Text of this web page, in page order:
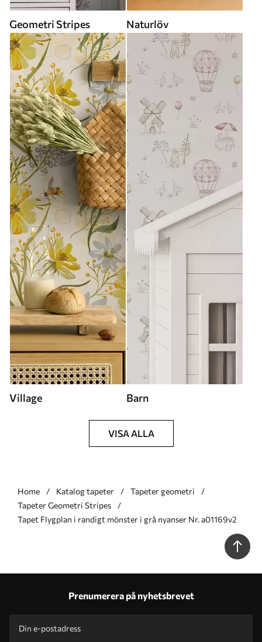
Geometri Stripes Naturlöv
Village Barn
VISA ALLA
Home Katalog tapeter
Tapeter geometri
Tapeter Geometri Stripes
Tapet Flygplan i randigt mönster i grå nyanser Nr. a01169v2
Prenumerera på nyhetsbrevet